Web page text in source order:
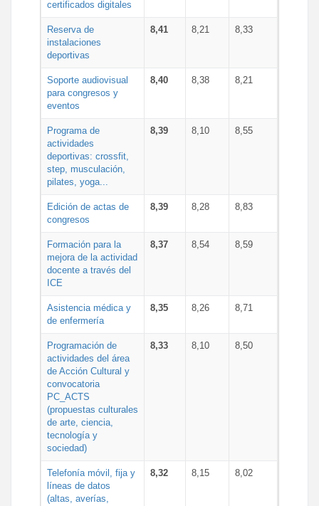
certificados digitales
Reserva de
instalaciones
deportivas
8,41 8,21 8,33
Soporte audiovisual
para congresos y
eventos
8,40 8,38 8,21
Programa de
actividades
deportivas: crossfit,
step, musculación,
pilates, yoga...
8,39 8,10 8,55
Edición de actas de
congresos
8,39 8,28 8,83
Formación para la
mejora de la actividad
docente a través del
ICE
8,37 8,54 8,59
Asistencia médica y
de enfermería
8,35 8,26 8,71
Programación de
actividades del área
de Acción Cultural y
convocatoria
PC_ACTS
(propuestas culturales
de arte, ciencia,
tecnología y
sociedad)
8,33 8,10 8,50
Telefonía móvil, fija y
líneas de datos
(altas, averías,
8,32 8,15 8,02